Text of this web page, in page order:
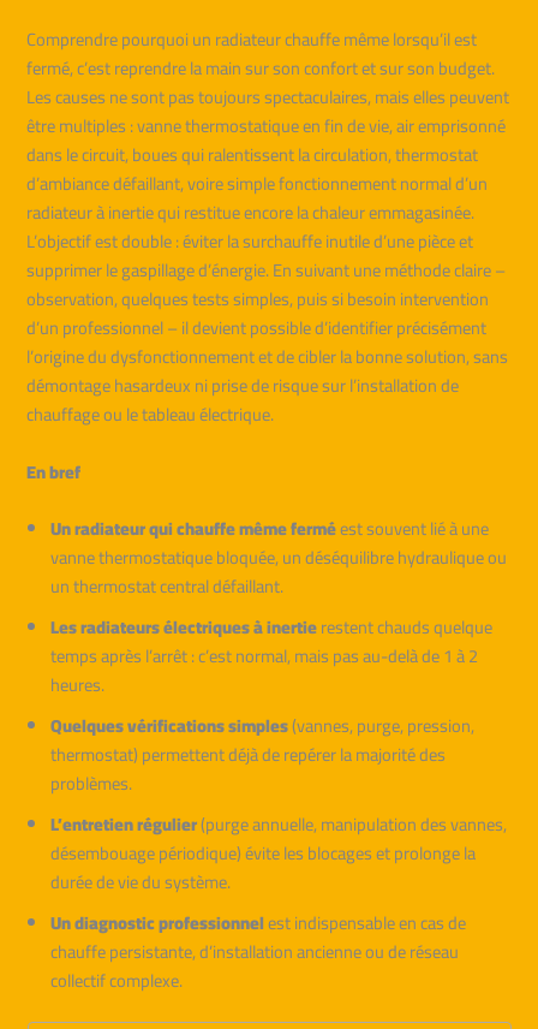
Comprendre pourquoi un radiateur chauffe même lorsqu’il est
fermé, c’est reprendre la main sur son confort et sur son budget.
Les causes ne sont pas toujours spectaculaires, mais elles peuvent
être multiples : vanne thermostatique en fin de vie, air emprisonné
dans le circuit, boues qui ralentissent la circulation, thermostat
d’ambiance défaillant, voire simple fonctionnement normal d’un
radiateur à inertie qui restitue encore la chaleur emmagasinée.
L’objectif est double : éviter la surchauffe inutile d’une pièce et
supprimer le gaspillage d’énergie. En suivant une méthode claire –
observation, quelques tests simples, puis si besoin intervention
d’un professionnel – il devient possible d’identifier précisément
l’origine du dysfonctionnement et de cibler la bonne solution, sans
démontage hasardeux ni prise de risque sur l’installation de
chauffage ou le tableau électrique.
En bref
Un radiateur qui chauffe même ferméest souvent lié à une
vanne thermostatique bloquée, un déséquilibre hydraulique ou
un thermostat central défaillant.
Les radiateurs électriques à inertierestent chauds quelque
temps après l’arrêt : c’est normal, mais pas au-delà de 1 à 2
heures.
Quelques vérifications simples(vannes, purge, pression,
thermostat) permettent déjà de repérer la majorité des
problèmes.
L’entretien régulier(purge annuelle, manipulation des vannes,
désembouage périodique) évite les blocages et prolonge la
durée de vie du système.
Un diagnostic professionnelest indispensable en cas de
chauffe persistante, d’installation ancienne ou de réseau
collectif complexe.